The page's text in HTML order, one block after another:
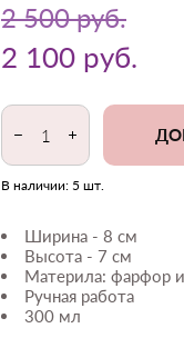
2 500 pуб.
2 100 pуб.
В наличии: 5 шт.
Ширина - 8 см
Высота - 7 см
Материла: фарфор
Ручная работа
300 мл